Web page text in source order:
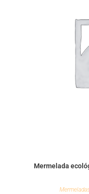
Mermelada